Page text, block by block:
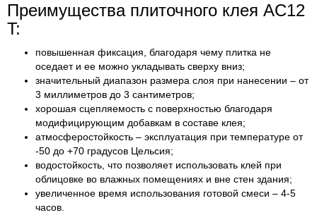
Преимущества плиточного клея AC12
T:
повышенная фиксация, благодаря чему плитка не
оседает и ее можно укладывать сверху вниз;
значительный диапазон размера слоя при нанесении – от
3 миллиметров до 3 сантиметров;
хорошая сцепляемость с поверхностью благодаря
модифицирующим добавкам в составе клея;
атмосферостойкость – эксплуатация при температуре от
-50 до +70 градусов Цельсия;
водостойкость, что позволяет использовать клей при
облицовке во влажных помещениях и вне стен здания;
увеличенное время использования готовой смеси – 4-5
часов.